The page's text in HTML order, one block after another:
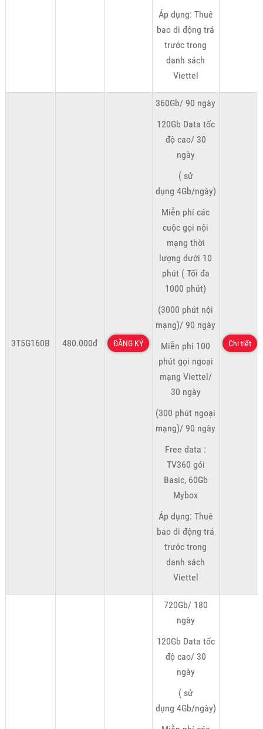
Áp dụng: Thuê
bao di động trả
trước trong
danh sách
Viettel
3T5G160B 480.000đ ĐĂNG KÝ
360Gb/ 90 ngày
120Gb Data tốc
độ cao/ 30
ngày
( sử
dụng 4Gb/ngày)
Miễn phí các
cuộc gọi nội
mạng thời
lượng dưới 10
phút ( Tối đa
1000 phút)
(3000 phút nội
mạng)/ 90 ngày
Miễn phí 100
phút gọi ngoại
mạng Viettel/
30 ngày
(300 phút ngoại
mạng)/ 90 ngày
Free data :
TV360 gói
Basic, 60Gb
Mybox
Áp dụng: Thuê
bao di động trả
trước trong
danh sách
Viettel
Chi tiết
720Gb/ 180
ngày
120Gb Data tốc
độ cao/ 30
ngày
( sử
dụng 4Gb/ngày)